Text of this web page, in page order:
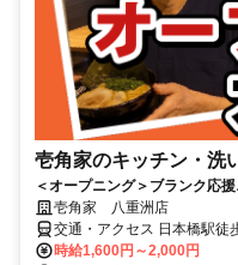
壱角家のキッチン・洗
＜オープニング＞ブランク応援
壱角家 八重洲店
交通・アクセス 日本橋駅徒
短期勤務もok
時給1,600円～2,000円